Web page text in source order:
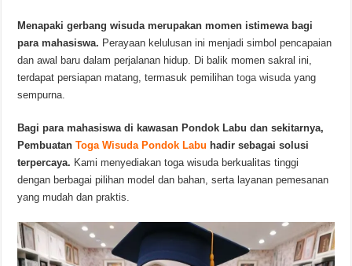
Menapaki gerbang wisuda merupakan momen istimewa bagi
para mahasiswa. Perayaan kelulusan ini menjadi simbol pencapaian
dan awal baru dalam perjalanan hidup. Di balik momen sakral ini,
terdapat persiapan matang, termasuk pemilihantoga wisudayang
sempurna.
Bagi para mahasiswa di kawasan Pondok Labu dan sekitarnya,
PembuatanToga Wisuda Pondok Labu hadir sebagai solusi
terpercaya. Kami menyediakan toga wisuda berkualitas tinggi
dengan berbagai pilihan model dan bahan, serta layanan pemesanan
yang mudah dan praktis.